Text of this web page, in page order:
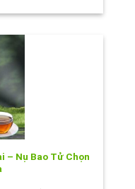
– Nụ Bao Tử Chọn